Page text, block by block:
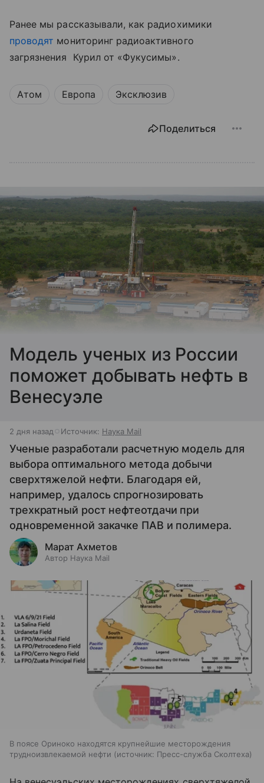
Ранее мы рассказывали, как радиохимики
проводят мониторинг радиоактивного
загрязнения Курил от «Фукусимы».
Атом Европа Эксклюзив
Поделиться
Модель ученых из России
поможет добывать нефть в
Венесуэле
2 дня назад Источник: Наука Mail
Ученые разработали расчетную модель для
выбора оптимального метода добычи
сверхтяжелой нефти. Благодаря ей,
например, удалось спрогнозировать
трехкратный рост нефтеотдачи при
одновременной закачке ПАВ и полимера.
Марат Ахметов
Автор Наука Mail
В поясе Ориноко находятся крупнейшие месторождения
трудноизвлекаемой нефти
источник: Пресс-служба Сколтеха